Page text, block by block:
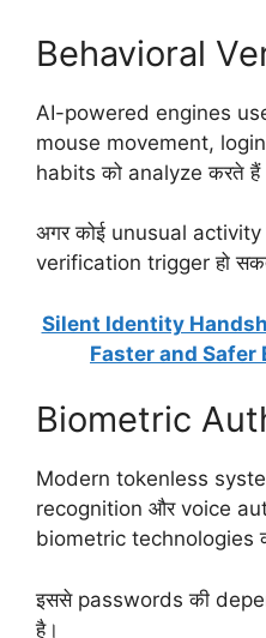
Behavioral
AI-powered engines
mouse movement,
habits को analyze करते
अगर कोई unusual activity
verification trigger हो
Silent Identity
Faster and
Biometric
Modern tokenless
recognition और voice
biometric technologies
इससे passwords की
है।